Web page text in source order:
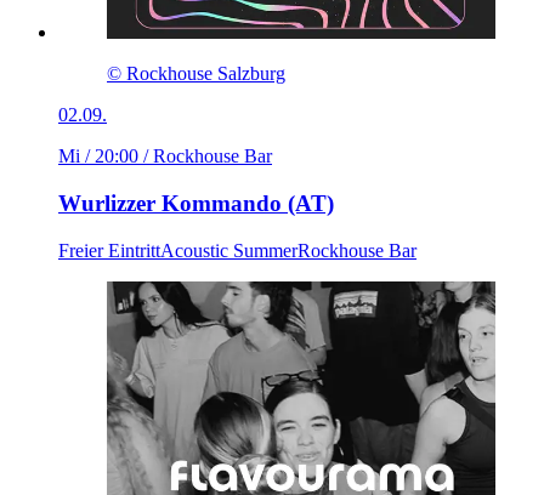
© Rockhouse Salzburg
02.09.
Mi / 20:00 / Rockhouse Bar
Wurlizzer Kommando (AT)
Freier EintrittAcoustic SummerRockhouse Bar